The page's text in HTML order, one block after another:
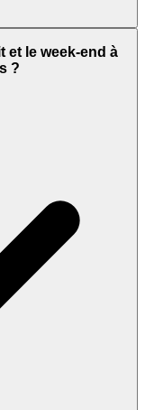
et le week-end à
?